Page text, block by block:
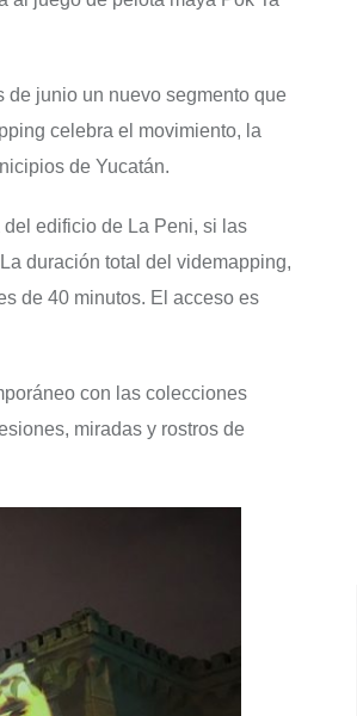
de junio un nuevo segmento que
celebra el movimiento, la
de Yucatán.
del edificio de La Peni, si las
duración total del videmapping,
de 40 minutos. El acceso es
con las colecciones
miradas y rostros de